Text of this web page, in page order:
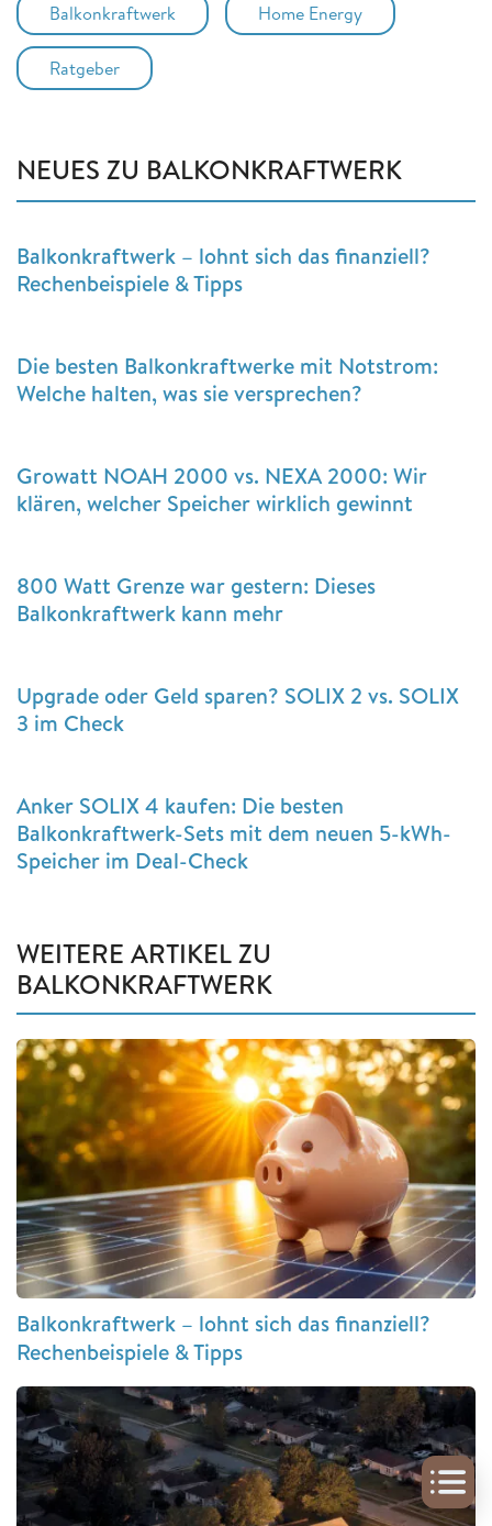
Balkonkraftwerk Home Energy
Ratgeber
NEUES ZU BALKONKRAFTWERK
Balkonkraftwerk – lohnt sich das finanziell?
Rechenbeispiele & Tipps
Die besten Balkonkraftwerke mit Notstrom:
Welche halten, was sie versprechen?
Growatt NOAH 2000 vs. NEXA 2000: Wir
klären, welcher Speicher wirklich gewinnt
800 Watt Grenze war gestern: Dieses
Balkonkraftwerk kann mehr
Upgrade oder Geld sparen? SOLIX 2 vs. SOLIX
3 im Check
Anker SOLIX 4 kaufen: Die besten
Balkonkraftwerk-Sets mit dem neuen 5-kWh-
Speicher im Deal-Check
WEITERE ARTIKEL ZU
BALKONKRAFTWERK
Balkonkraftwerk – lohnt sich das finanziell?
Rechenbeispiele & Tipps